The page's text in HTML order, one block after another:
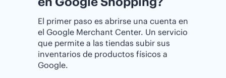
El primer paso es abrirse una cuenta en
el Google Merchant Center. Un servicio
que permite a las tiendas subir sus
inventarios de productos físicos a
Google.